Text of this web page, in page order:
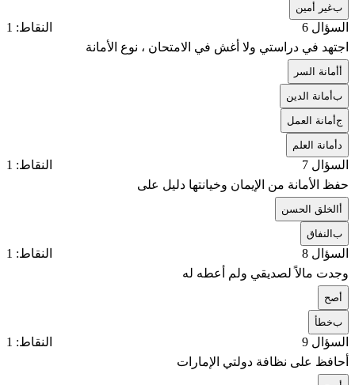
بغير أمين
السؤال 6
النقاط: 1
اجتهد في دراستي ولا أغش في الامتحان ، نوع الأمانة
أمانة السر
بأمانة الدين
جأمانة العمل
أمانة العلم
السؤال 7
النقاط: 1
حفظ الأمانة من الإيمان وخيانتها دليل على
الخلق الحسن
بالنفاق
السؤال 8
النقاط: 1
وجدت مالاً لصديقي ولم أعطه له
صح
بخطأ
السؤال 9
النقاط: 1
أحافظ على نظافة دولتي الإمارات